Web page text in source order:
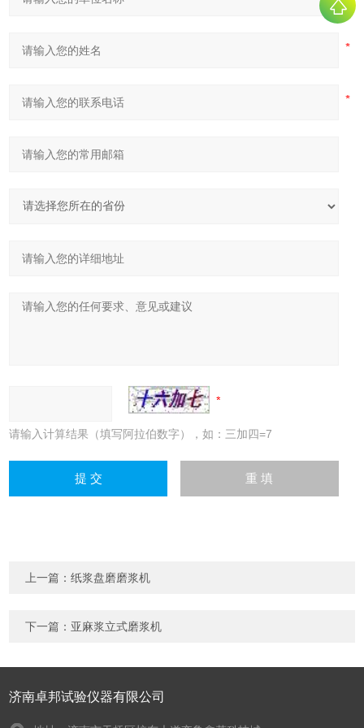
请输入计算结果（填写阿拉伯数字），如：三加四=7
上一篇：纸浆盘磨磨浆机
下一篇： 亚麻浆立式磨浆机
济南卓邦试验仪器有限公司